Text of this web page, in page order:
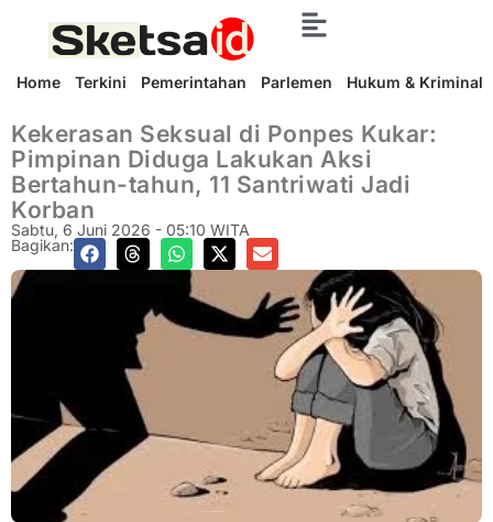
Home Terkini Pemerintahan Parlemen Hukum & Kriminal
Kekerasan Seksual di Ponpes Kukar:
Pimpinan Diduga Lakukan Aksi
Bertahun-tahun, 11 Santriwati Jadi
Korban
Sabtu, 6 Juni 2026 - 05:10 WITA
Bagikan: